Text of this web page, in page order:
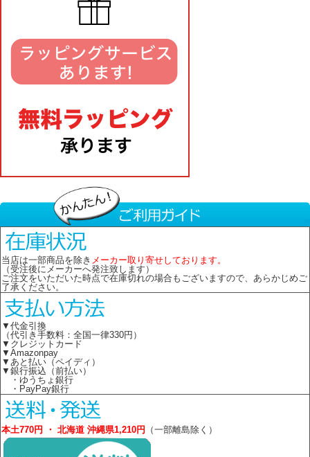
当店は一部商品を除き メーカー取り寄せしております。
（受注後にメーカーへ発注致します）
ご注文をいただいた時点で在庫切れの場合もございますので、あらかじめご
了承ください。
▼代金引換
（代引き手数料：全国一律330円）
▼クレジットカード
▼Amazonpay
▼あと払い（ペイディ）
▼銀行振込（前払い）
・ゆうちょ銀行
・PayPay銀行
本土770円 ・ 北海道 沖縄県1,210円 （一部離島除く）